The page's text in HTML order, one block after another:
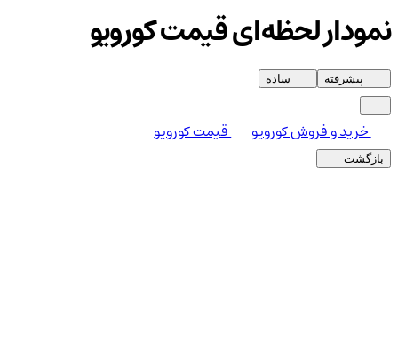
نمودار لحظه‌ای قیمت کورویو
پیشرفته ساده
خرید و فروش کورویو قیمت کورویو
بازگشت